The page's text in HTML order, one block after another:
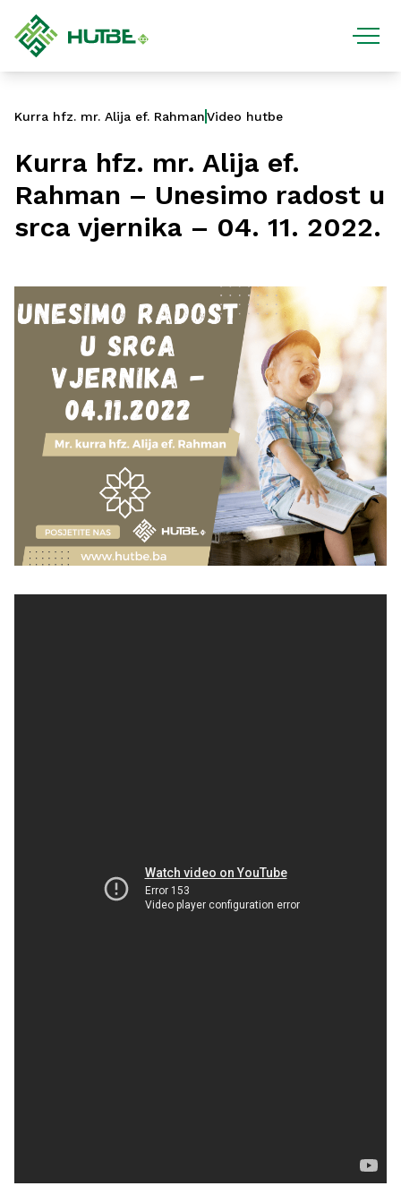
Kurra hfz. mr. Alija ef. RahmanVideo hutbe
Kurra hfz. mr. Alija ef.
Rahman – Unesimo radost u
srca vjernika – 04. 11. 2022.